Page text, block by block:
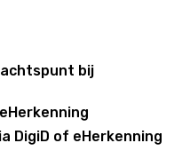
bij
DigiD of eHerkenning